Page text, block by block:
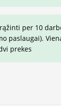
per 10
paslaugai).
prekes